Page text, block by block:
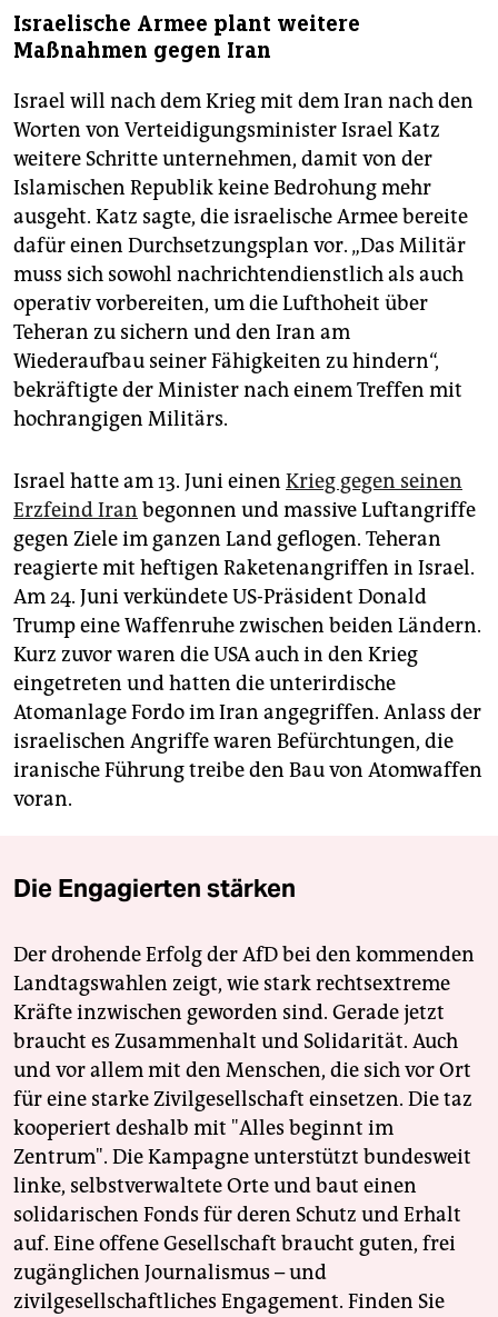
Israelische Armee plant weitere
Maßnahmen gegen Iran
Israel will nach dem Krieg mit dem Iran nach den
Worten von Verteidigungsminister Israel Katz
weitere Schritte unternehmen, damit von der
Islamischen Republik keine Bedrohung mehr
ausgeht. Katz sagte, die israelische Armee bereite
dafür einen Durchsetzungsplan vor. „Das Militär
muss sich sowohl nachrichtendienstlich als auch
operativ vorbereiten, um die Lufthoheit über
Teheran zu sichern und den Iran am
Wiederaufbau seiner Fähigkeiten zu hindern“,
bekräftigte der Minister nach einem Treffen mit
hochrangigen Militärs.
Israel hatte am 13. Juni einen Krieg gegen seinen
Erzfeind Iran begonnen und massive Luftangriffe
gegen Ziele im ganzen Land geflogen. Teheran
reagierte mit heftigen Raketenangriffen in Israel.
Am 24. Juni verkündete US-Präsident Donald
Trump eine Waffenruhe zwischen beiden Ländern.
Kurz zuvor waren die USA auch in den Krieg
eingetreten und hatten die unterirdische
Atomanlage Fordo im Iran angegriffen. Anlass der
israelischen Angriffe waren Befürchtungen, die
iranische Führung treibe den Bau von Atomwaffen
voran.
Die Engagierten stärken
Der drohende Erfolg der AfD bei den kommenden
Landtagswahlen zeigt, wie stark rechtsextreme
Kräfte inzwischen geworden sind. Gerade jetzt
braucht es Zusammenhalt und Solidarität. Auch
und vor allem mit den Menschen, die sich vor Ort
für eine starke Zivilgesellschaft einsetzen. Die taz
kooperiert deshalb mit "Alles beginnt im
Zentrum". Die Kampagne unterstützt bundesweit
linke, selbstverwaltete Orte und baut einen
solidarischen Fonds für deren Schutz und Erhalt
auf. Eine offene Gesellschaft braucht guten, frei
zugänglichen Journalismus – und
zivilgesellschaftliches Engagement. Finden Sie